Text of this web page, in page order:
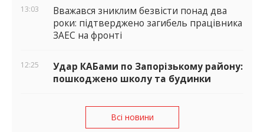
13:03
Вважався зниклим безвісти понад два
роки: підтверджено загибель працівника
ЗАЕС на фронті
12:25
Удар КАБами по Запорізькому району:
пошкоджено школу та будинки
Всі новини